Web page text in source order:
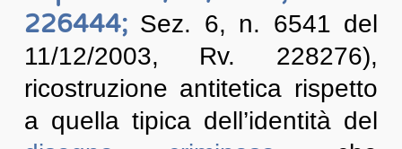
226444;Sez. 6, n. 6541 del
11/12/2003, Rv. 228276),
ricostruzione antitetica rispetto
a quella tipica dell’identità del